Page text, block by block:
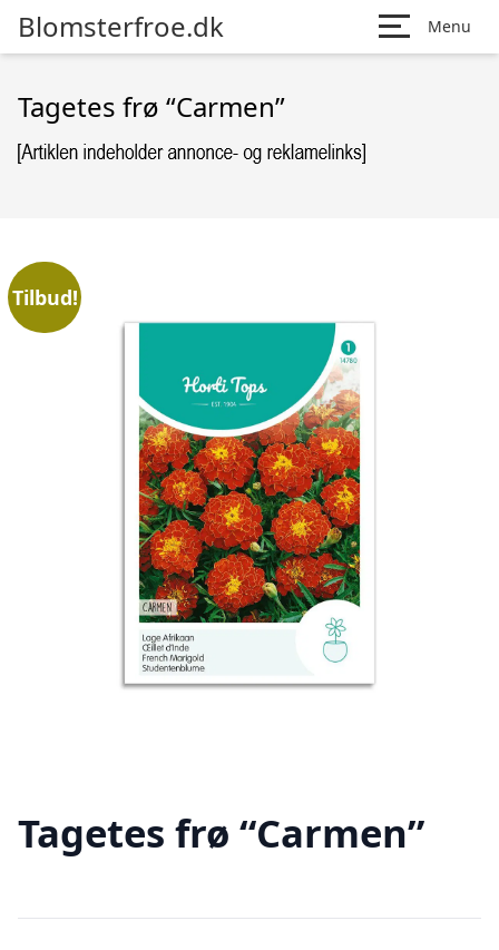
Blomsterfroe.dk Menu
Tagetes frø “Carmen”
Tilbud!
Tagetes frø “Carmen”